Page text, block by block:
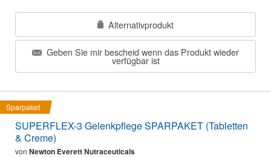
Alternativprodukt
Geben Sie mir bescheid wenn das Produkt wieder
verfügbar ist
Sparpaket
SUPERFLEX-3 Gelenkpflege SPARPAKET (Tabletten
& Creme)
von Newton Everett Nutraceuticals